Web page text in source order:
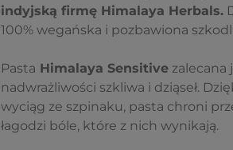
indyjską firmę Himalaya Herbals.
100% wegańska i pozbawiona
Pasta Himalaya Sensitivezalecana
nadwrażliwości szkliwa i dziąseł.
wyciąg ze szpinaku, pasta chroni
łagodzi bóle, które z nich wynikają.